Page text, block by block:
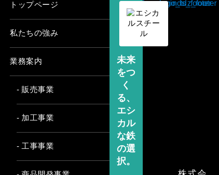
未来
をつ
く
る、
エシ
カル
な鉄
の選
択。
トップページ
私たちの強み
業務案内
- 販売事業
- 加工事業
- 工事事業